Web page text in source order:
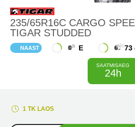
235/65R16C CARGO
TIGAR STUDDED
NAAST E 73
SAATMISAEG
24h
1 TK LAOS